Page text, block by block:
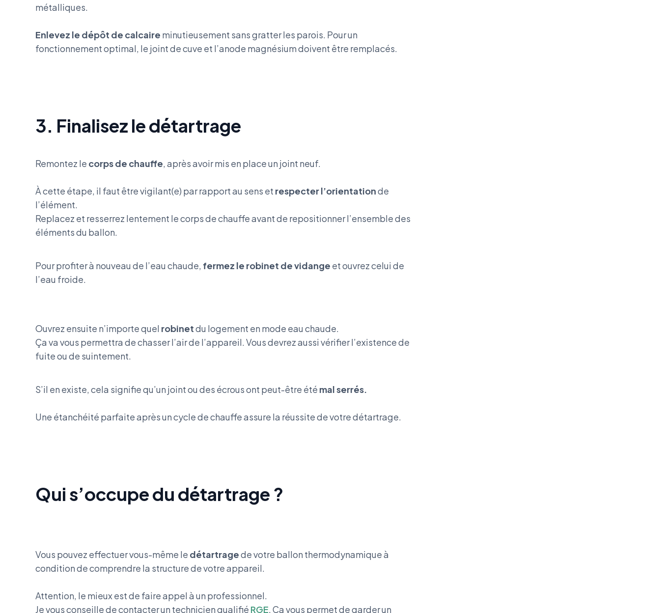
métalliques.
Enlevez le dépôt de calcaire minutieusement sans gratter les parois. Pour un
fonctionnement optimal, le joint de cuve et l’anode magnésium doivent être remplacés.
3. Finalisez le détartrage
Remontez le corps de chauffe, après avoir mis en place un joint neuf.
À cette étape, il faut être vigilant(e) par rapport au sens et respecter l’orientationde
l’élément.
Replacez et resserrez lentement le corps de chauffe avant de repositionner l’ensemble des
éléments du ballon.
Pour profiter à nouveau de l’eau chaude, fermez le robinet de vidange et ouvrez celui de
l’eau froide.
Ouvrez ensuite n’importe quel robinetdu logement en mode eau chaude.
Ça va vous permettra de chasser l’air de l’appareil. Vous devrez aussi vérifier l’existence de
fuite ou de suintement.
S’il en existe, cela signifie qu’un joint ou des écrous ont peut-être été mal serrés.
Une étanchéité parfaite après un cycle de chauffe assure la réussite de votre détartrage.
Qui s’occupe du détartrage ?
Vous pouvez effectuer vous-même le détartragede votre ballon thermodynamique à
condition de comprendre la structure de votre appareil.
Attention, le mieux est de faire appel à un professionnel.
Je vous conseille de contacter un technicien qualifié RGE. Ça vous permet de garder un